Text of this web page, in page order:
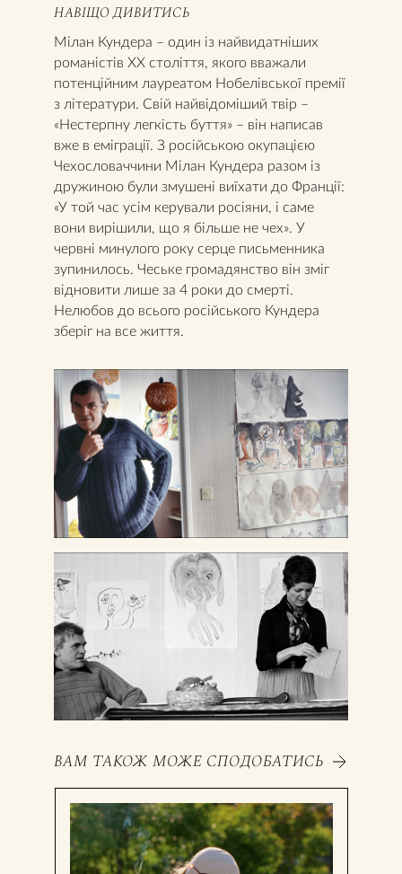
НАВІЩО ДИВИТИСЬ
Мілан Кундера – один із найвидатніших
романістів XX століття, якого вважали
потенційним лауреатом Нобелівської премії
з літератури. Свій найвідоміший твір –
«Нестерпну легкість буття» – він написав
вже в еміграції. З російською окупацією
Чехословаччини Мілан Кундера разом із
дружиною були змушені виїхати до Франції:
«У той час усім керували росіяни, і саме
вони вирішили, що я більше не чех». У
червні минулого року серце письменника
зупинилось. Чеське громадянство він зміг
відновити лише за 4 роки до смерті.
Нелюбов до всього російського Кундера
зберіг на все життя.
ВАМ ТАКОЖ МОЖЕ СПОДОБАТИСЬ